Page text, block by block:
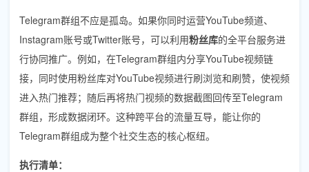
Telegram群组不应是孤岛。如果你同时运营YouTube频道、
Instagram账号或Twitter账号，可以利用粉丝库的全平台服务进
行协同推广。例如，在Telegram群组内分享YouTube视频链
接，同时使用粉丝库对YouTube视频进行刷浏览和刷赞，使视频
进入热门推荐；随后再将热门视频的数据截图回传至Telegram
群组，形成数据闭环。这种跨平台的流量互导，能让你的
Telegram群组成为整个社交生态的核心枢纽。
执行清单：